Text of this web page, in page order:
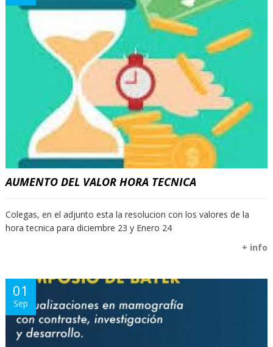
AUMENTO DEL VALOR HORA TECNICA
Colegas, en el adjunto esta la resolucion con los valores de la
hora tecnica para diciembre 23 y Enero 24
+ info
01
Sep